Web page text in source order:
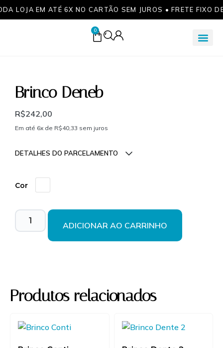
LOJA EM ATÉ 6X NO CARTÃO SEM JUROS • FRETE FIXO
0
Brinco Deneb
R$242,00
Em até 6x de R$40,33 sem juros
DETALHES DO PARCELAMENTO
Parcelas:
1x deR$242,00sem
R$242,00
2x deR$121,00sem
R$242,00
juros
Cor
ADICIONAR AO CARRINHO
Produtos relacionados